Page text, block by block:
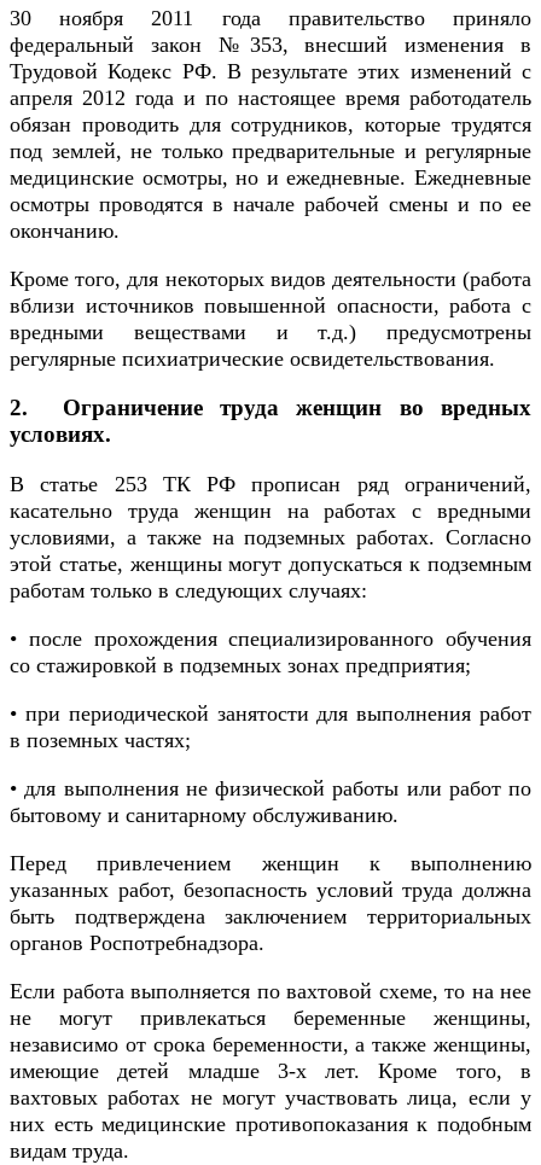
30 ноября 2011 года правительство приняло
федеральный закон №353, внесший изменения в
Трудовой Кодекс РФ. В результате этих изменений с
апреля 2012 года и по настоящее время работодатель
обязан проводить для сотрудников, которые трудятся
под землей, не только предварительные и регулярные
медицинские осмотры, но и ежедневные. Ежедневные
осмотры проводятся в начале рабочей смены и по ее
окончанию.
Кроме того, для некоторых видов деятельности (работа
вблизи источников повышенной опасности, работа с
вредными веществами и т.д.) предусмотрены
регулярные психиатрические освидетельствования.
2. Ограничение труда женщин во вредных
условиях.
В статье 253 ТК РФ прописан ряд ограничений,
касательно труда женщин на работах с вредными
условиями, а также на подземных работах. Согласно
этой статье, женщины могут допускаться к подземным
работам только в следующих случаях:
• после прохождения специализированного обучения
со стажировкой в подземных зонах предприятия;
• при периодической занятости для выполнения работ
в поземных частях;
• для выполнения не физической работы или работ по
бытовому и санитарному обслуживанию.
Перед привлечением женщин к выполнению
указанных работ, безопасность условий труда должна
быть подтверждена заключением территориальных
органов Роспотребнадзора.
Если работа выполняется по вахтовой схеме, то на нее
не могут привлекаться беременные женщины,
независимо от срока беременности, а также женщины,
имеющие детей младше 3-х лет. Кроме того, в
вахтовых работах не могут участвовать лица, если у
них есть медицинские противопоказания к подобным
видам труда.